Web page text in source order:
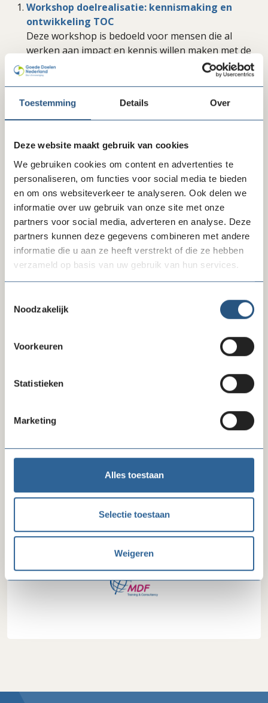
Toestemming Details Over
Deze website maakt gebruik van cookies
We gebruiken cookies om content en advertenties te
personaliseren, om functies voor social media te bieden
en om ons websiteverkeer te analyseren. Ook delen we
informatie over uw gebruik van onze site met onze
partners voor social media, adverteren en analyse. Deze
partners kunnen deze gegevens combineren met andere
informatie die u aan ze heeft verstrekt of die ze hebben
verzameld op basis van uw gebruik van hun services.
Noodzakelijk
Voorkeuren
Statistieken
Marketing
Alles toestaan
Selectie toestaan
Weigeren
Workshop doelrealisatie: kennismaking en
ontwikkeling TOC
Deze workshop is bedoeld voor mensen die al
werken aan impact en kennis willen maken met de
waarde van de Theory of Change (ToC).
De workshop behandelt de achterliggende theorie
deelnemer meegebrachte casus. Tijdens deze
workshop zal er ook een goed doel aanwezig zijn,
hun organisatie. Er wordt afgesloten met een
ontwikkelvraag voor je eigen organisatie.
Workshop doelrealisatie: monitoring en
evaluatie van de ToC-vragensessie
Deze is voor diegenen die al ervaring hebben met
een ToC en er binnen hun organisatie ook al mee
werken.
De workshop gaat op basis van vragen van
deelnemers in op instrumenten, methoden en
technieken, die behulpzaam zijn bij het monitoren
je organisatie effectief kunt inrichten zodat het
Nederland. Mogelijk wil je beide workshops volgen.
De kosten voor leden zijn € 135,- per workshop en voor
Consultancy
Er zijn nog geen inkoop afspraken gekoppeld aan